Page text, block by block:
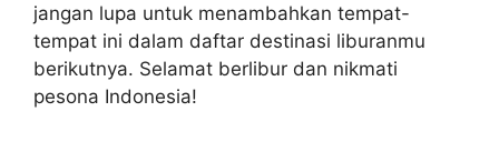
jangan lupa untuk menambahkan tempat-
tempat ini dalam daftar destinasi liburanmu
berikutnya. Selamat berlibur dan nikmati
pesona Indonesia!